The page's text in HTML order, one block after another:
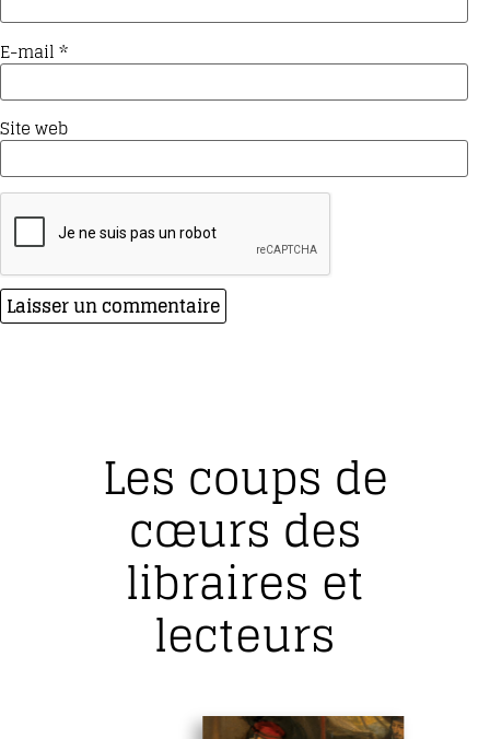
E-mail*
Site web
Les coups de
cœurs des
libraires et
lecteurs